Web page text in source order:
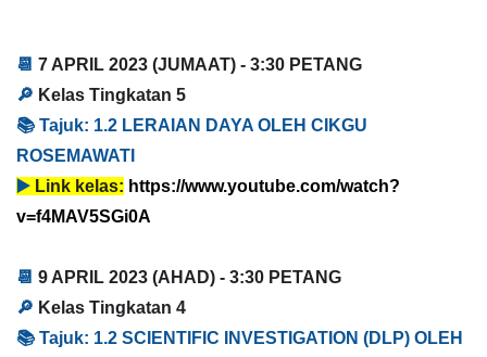
📆 7 APRIL 2023 (JUMAAT) - 3:30 PETANG
🔎 Kelas Tingkatan 5
📚 Tajuk: 1.2 LERAIAN DAYA OLEH CIKGU
ROSEMAWATI
▶️ Link kelas: https://www.youtube.com/watch?
v=f4MAV5SGi0A
📆 9 APRIL 2023 (AHAD) - 3:30 PETANG
🔎 Kelas Tingkatan 4
📚 Tajuk: 1 .2 SCIENTIFIC INVESTIGATION (DLP) OLEH